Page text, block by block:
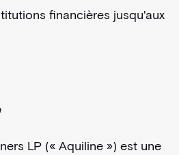
financières jusqu'aux
LP (« Aquiline ») est une